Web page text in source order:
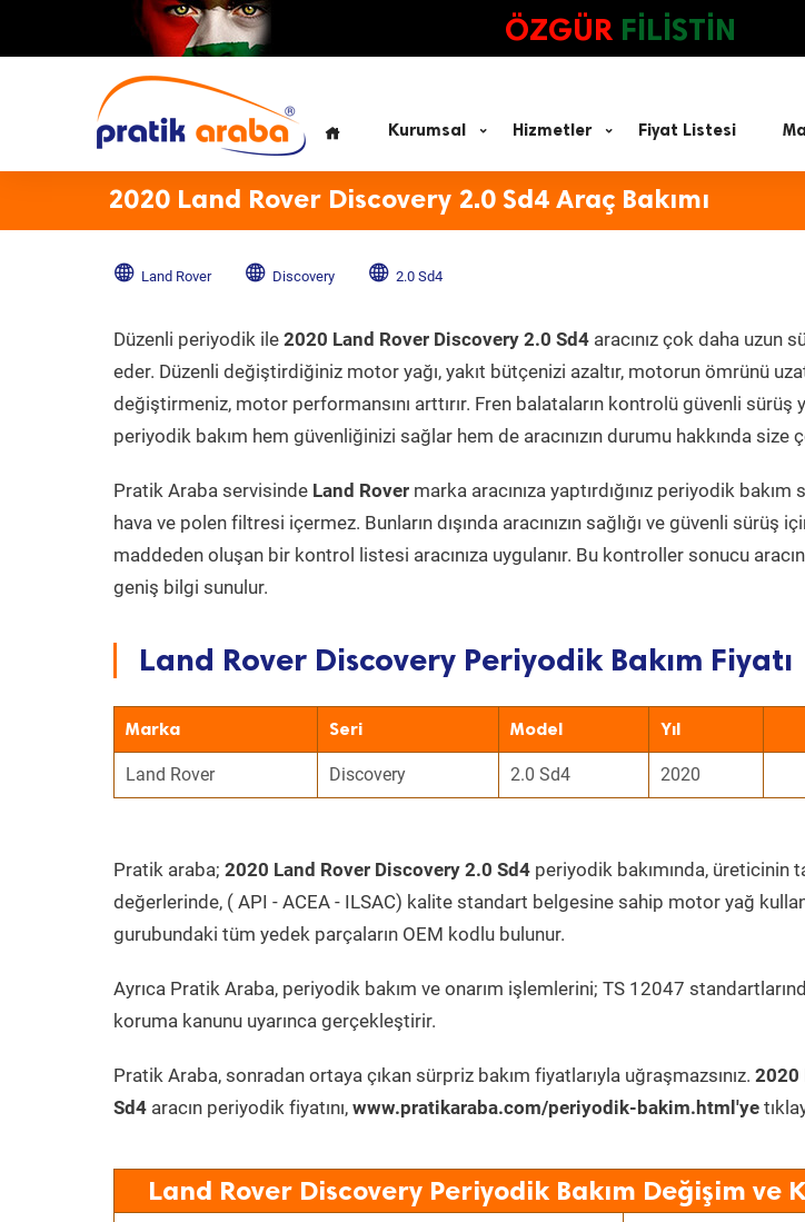
ÖZGÜR FİLİSTİN
Kurumsal Hizmetler Fiyat Listesi
2020 Land Rover Discovery 2.0 Sd4 Araç Bakımı
Land Rover Discovery 2.0 Sd4
Düzenli periyodik ile 2020 Land Rover Discovery 2.0 Sd4 aracınız çok daha uzun
eder. Düzenli değiştirdiğiniz motor yağı, yakıt bütçenizi azaltır, motorun ömrünü
değiştirmeniz, motor performansını arttırır. Fren balataların kontrolü güvenli sürüş
periyodik bakım hem güvenliğinizi sağlar hem de aracınızın durumu hakkında size
Pratik Araba servisinde Land Rover marka aracınıza yaptırdığınız periyodik
hava ve polen filtresi içermez. Bunların dışında aracınızın sağlığı ve güvenli sürüş
maddeden oluşan bir kontrol listesi aracınıza uygulanır. Bu kontroller sonucu
geniş bilgi sunulur.
Land Rover Discovery Periyodik Bakım Fiyatı
Marka Seri Model Yıl
Land Rover Discovery 2.0 Sd4 2020
Pratik araba; 2020 Land Rover Discovery 2.0 Sd4 periyodik bakımında, üreticinin
değerlerinde, ( API - ACEA - ILSAC) kalite standart belgesine sahip motor yağ
gurubundaki tüm yedek parçaların OEM kodlu bulunur.
Ayrıca Pratik Araba, periyodik bakım ve onarım işlemlerini; TS 12047
koruma kanunu uyarınca gerçekleştirir.
Pratik Araba, sonradan ortaya çıkan sürpriz bakım fiyatlarıyla uğraşmazsınız. 2020
Sd4 aracın periyodik fiyatını, www.pratikaraba.com/periyodik-bakim.html'ye
Land Rover Discovery Periyodik Bakım Değişim ve